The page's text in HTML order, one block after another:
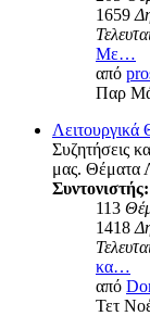
1659
Με…
από
Παρ
Λειτουργικά
Συζητήσεις
μας. Θέματα
Συντονιστής:
113
1418
κα…
από
Τετ